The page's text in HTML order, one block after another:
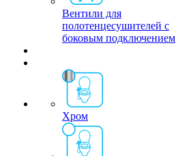
Вентили для
полотенцесушителей с
боковым подключением
Хром